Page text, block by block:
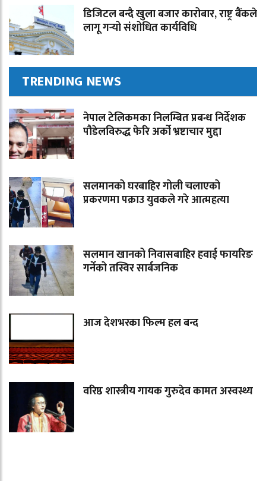
डिजिटल बन्दै खुला बजार कारोबार, राष्ट्र बैंकले
लागू गर्‍यो संशोधित कार्यविधि
TRENDING NEWS
नेपाल टेलिकमका निलम्बित प्रबन्ध निर्देशक
पौडेलविरुद्ध फेरि अर्को भ्रष्टाचार मुद्दा
सलमानको घरबाहिर गोली चलाएको
प्रकरणमा पक्राउ युवकले गरे आत्महत्या
सलमान खानको निवासबाहिर हवाई फायरिङ
गर्नेको तस्विर सार्बजनिक
आज देशभरका फिल्म हल बन्द
वरिष्ठ शास्त्रीय गायक गुरुदेव कामत अस्वस्थ्य